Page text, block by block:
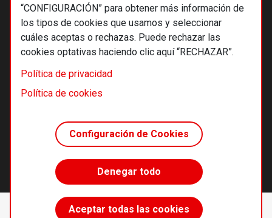
“CONFIGURACIÓN” para obtener más información de
los tipos de cookies que usamos y seleccionar
cuáles aceptas o rechazas. Puede rechazar las
cookies optativas haciendo clic aquí “RECHAZAR”.
Política de privacidad
Política de cookies
Configuración de Cookies
Denegar todo
Aceptar todas las cookies
Accede sin límites
© 2026 Alternativas económicas SCCL
Footer
Términos y condiciones de uso
Política de cookies
Principios editoriales